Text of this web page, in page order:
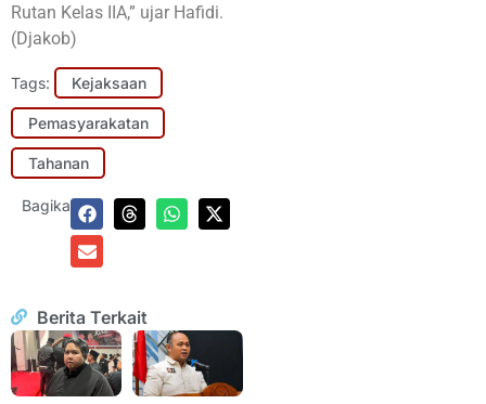
Rutan Kelas IIA,” ujar Hafidi.
(Djakob)
Tags: Kejaksaan
Pemasyarakatan
Tahanan
Bagikan:
Berita Terkait